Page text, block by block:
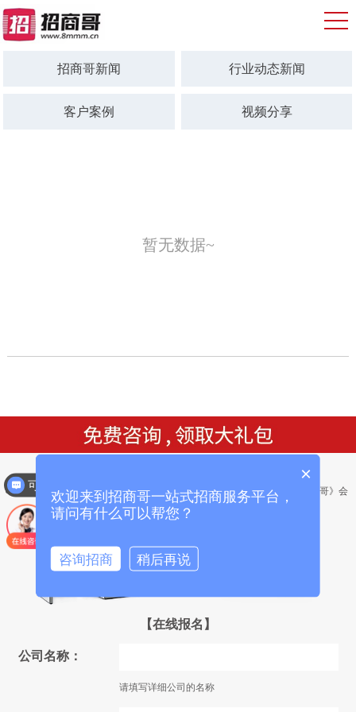
招商哥新闻 行业动态新闻
客户案例 视频分享
暂无数据~
● 礼包1：送价值9800元的《招商系统能
量音乐》光碟一套
● 礼包2：送价值12800元《招商哥》会
议营销策划方案和流程
【在线报名】
公司名称：
请填写详细公司的名称
×
欢迎来到招商哥一站式招商服务平台，
请问有什么可以帮您？
咨询招商 稍后再说